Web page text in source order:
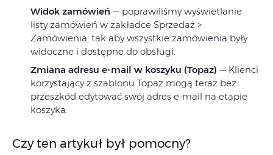
Widok zamówień — poprawiliśmy wyświetlanie
listy zamówień w zakładce Sprzedaż >
Zamówienia, tak aby wszystkie zamówienia były
widoczne i dostępne do obsługi.
Zmiana adresu e-mail w koszyku (Topaz) — Klienci
korzystający z szablonu Topaz mogą teraz bez
przeszkód edytować swój adres e-mail na etapie
koszyka.
Czy ten artykuł był pomocny?